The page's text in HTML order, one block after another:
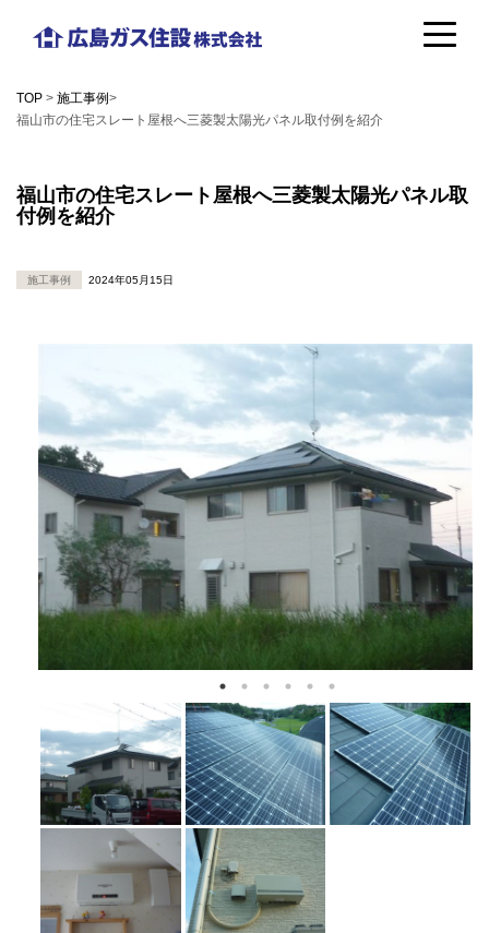
テ
ン
へ
キ
島
ガ
住
株
TOP > 施工事例>
福山市の住宅スレート屋根へ三菱製太陽光パネル取付例を紹介
福山市の住宅スレート屋根へ三菱製太陽光パネル取
付例を紹介
施工事例 2024年05月15日